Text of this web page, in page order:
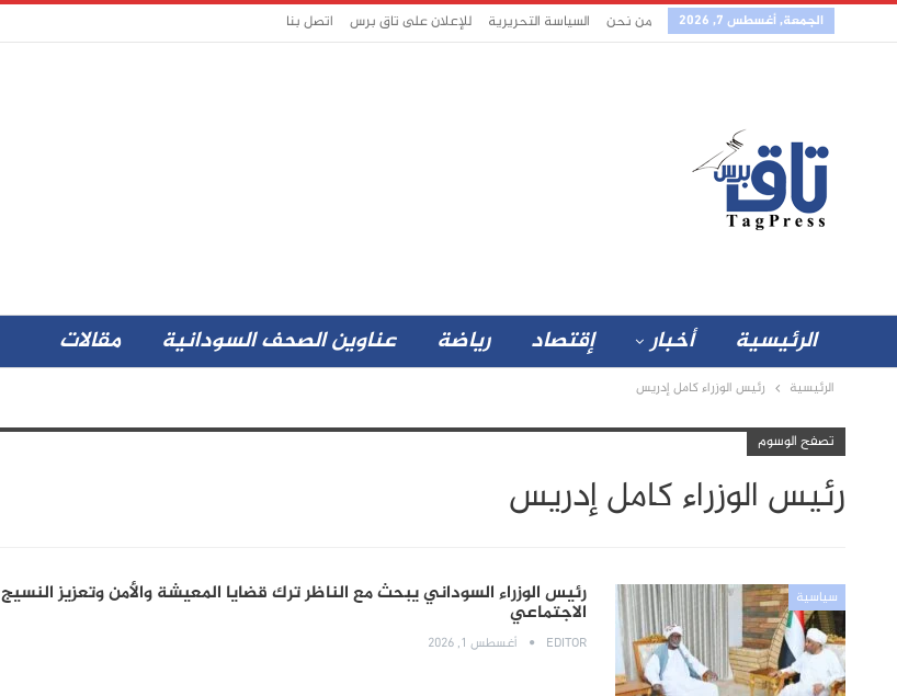
الجمعة, أغسطس 7, 2026 من نحن السياسة التحريرية للإعلان على تاق برس اتصل بنا
الرئيسية أخبار إقتصاد رياضة عناوين الصحف السودانية مقالات
الرئيسية رئيس الوزراء كامل إدريس
تصفح الوسوم
رئيس الوزراء كامل إدريس
سياسية رئيس الوزراء السوداني يبحث مع الناظر ترك قضايا المعيشة والأمن وتعزيز النسيج
الاجتماعي
EDITOR أغسطس 1, 2026